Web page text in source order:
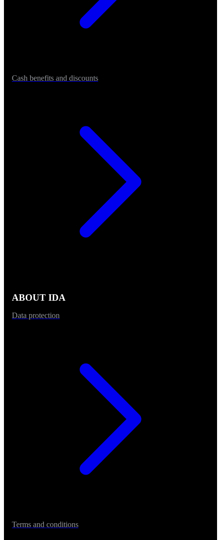
Cash benefits and discounts
ABOUT IDA
Data protection
Terms and conditions